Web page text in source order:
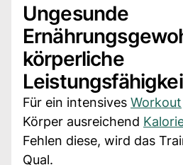
Ungesunde
körperliche
Für ein intensives Workout
Körper ausreichend
Fehlen diese, wird das
Qual.